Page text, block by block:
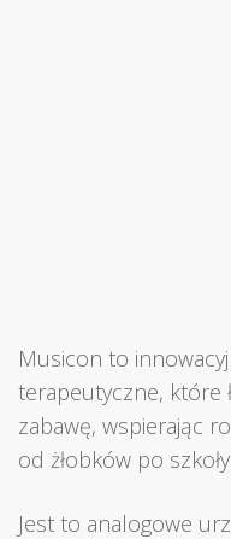
Musicon to
terapeutyczne, które
zabawę, wspierając
od żłobków po
Jest to analogowe